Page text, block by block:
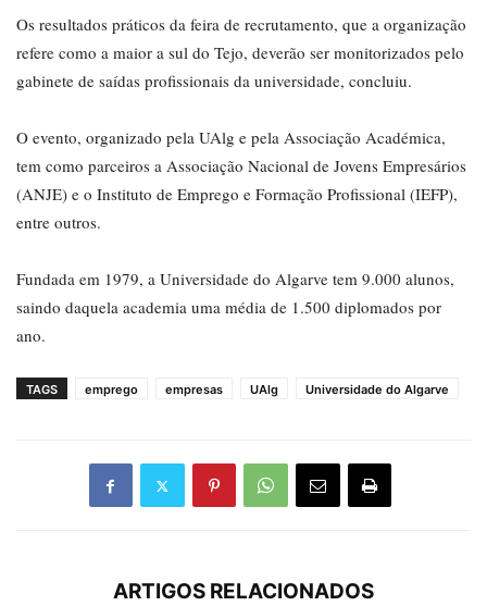
Os resultados práticos da feira de recrutamento, que a organização
refere como a maior a sul do Tejo, deverão ser monitorizados pelo
gabinete de saídas profissionais da universidade, concluiu.
O evento, organizado pela UAlg e pela Associação Académica,
tem como parceiros a Associação Nacional de Jovens Empresários
(ANJE) e o Instituto de Emprego e Formação Profissional (IEFP),
entre outros.
Fundada em 1979, a Universidade do Algarve tem 9.000 alunos,
saindo daquela academia uma média de 1.500 diplomados por
ano.
TAGS emprego empresas UAlg Universidade do Algarve
ARTIGOS RELACIONADOS